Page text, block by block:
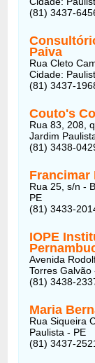
(81) 3437-
Paiva
Rua Cleto
Cidade:
(81) 3437-
Couto's
Rua 83, 208,
Jardim
(81) 3438-
Francimar
Rua 25, s/n -
PE
(81) 3433-
IOPE
Avenida
Torres
(81) 3438-
Maria
Rua Siqueira
Paulista - PE
(81) 3437-